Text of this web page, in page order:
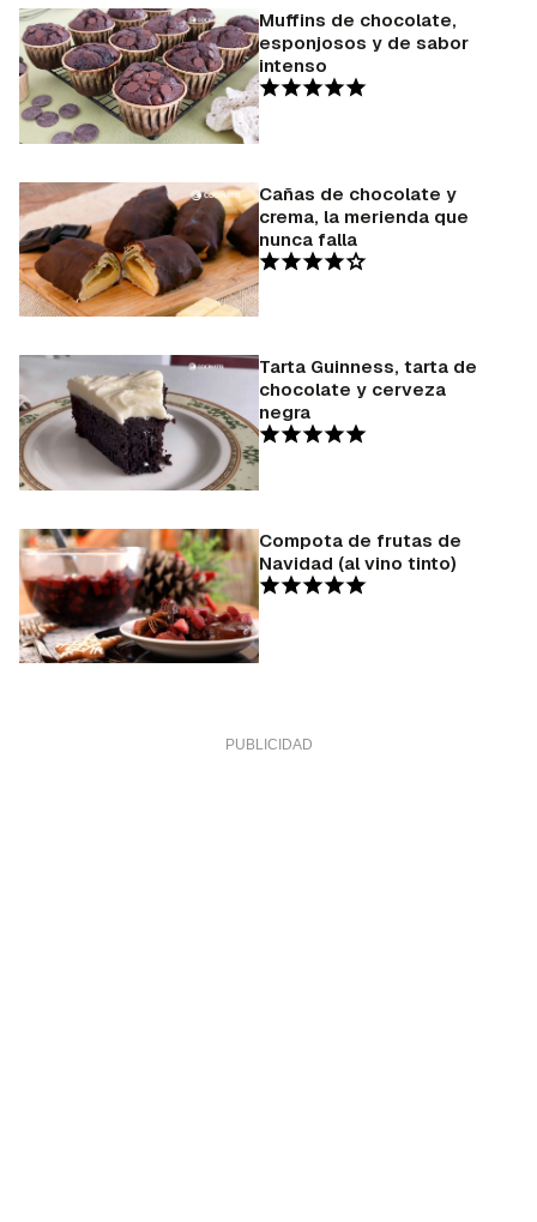
Muffins de chocolate,
esponjosos y de sabor
intenso
Cañas de chocolate y
crema, la merienda que
nunca falla
Tarta Guinness, tarta de
chocolate y cerveza
negra
Compota de frutas de
Navidad (al vino tinto)